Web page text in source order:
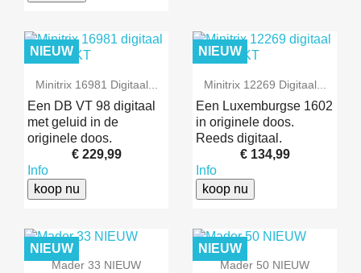
Minitrix 16981 Digitaal...
Een DB VT 98 digitaal
met geluid in de
originele doos.
€ 229,99
Info
koop nu
NIEUW
Minitrix 12269 Digitaal...
Een Luxemburgse 1602
in originele doos.
Reeds digitaal.
€ 134,99
Info
koop nu
NIEUW
Mader 33 NIEUW
NIEUW
Mader 50 NIEUW
NIEUW